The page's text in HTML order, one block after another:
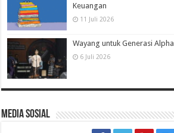
Keuangan
11 Juli 2026
Wayang untuk Generasi Alpha
6 Juli 2026
Media Sosial